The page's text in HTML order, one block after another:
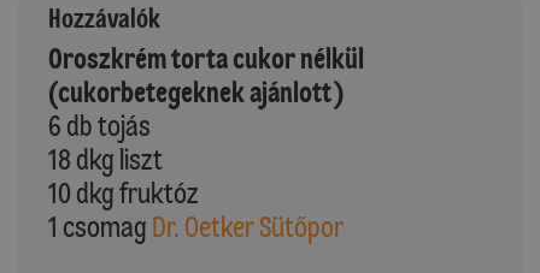
Hozzávalók
Oroszkrém torta cukor nélkül
(cukorbetegeknek ajánlott)
6 db tojás
18 dkg liszt
10 dkg fruktóz
1 csomag Dr. Oetker Sütőpor